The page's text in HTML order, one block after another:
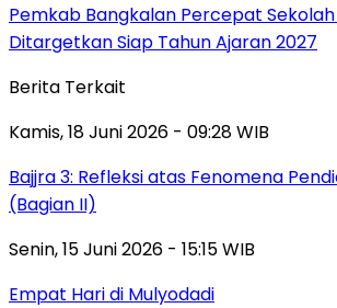
Pemkab Bangkalan Percepat
Ditargetkan Siap Tahun Ajaran 2027
Berita Terkait
Kamis, 18 Juni 2026 - 09:28 WIB
Bajjra 3: Refleksi atas Fenomena
(Bagian II)
Senin, 15 Juni 2026 - 15:15 WIB
Empat Hari di Mulyodadi